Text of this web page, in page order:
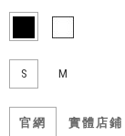
S M
官網 實體店鋪